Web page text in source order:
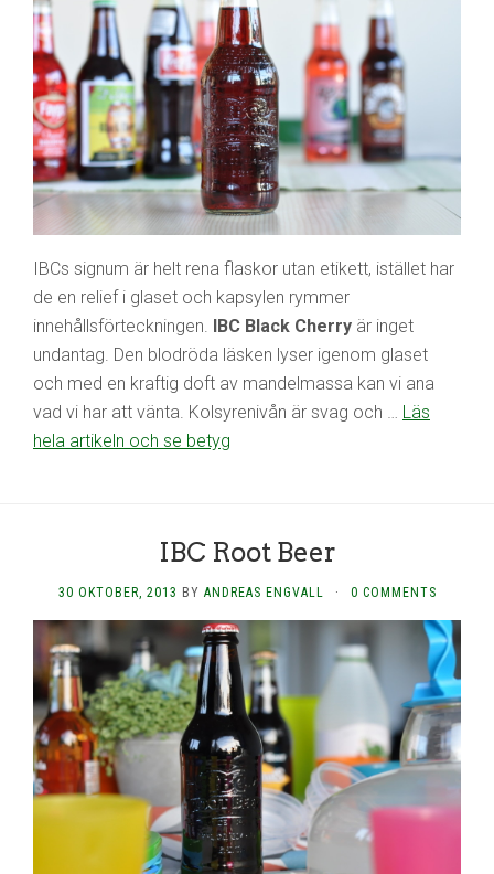
IBCs signum är helt rena flaskor utan etikett, istället har
de en relief i glaset och kapsylen rymmer
innehållsförteckningen.
IBC Black Cherry är inget
undantag. Den blodröda läsken lyser igenom glaset
och med en kraftig doft av mandelmassa kan vi ana
vad vi har att vänta. Kolsyrenivån är svag och … Läs
hela artikeln och se betyg
IBC Root Beer
30 OKTOBER, 2013 BY ANDREAS ENGVALL · 0 COMMENTS